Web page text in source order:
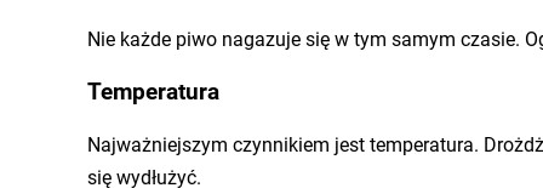
Nie każde piwo nagazuje się w tym samym czasie.
Temperatura
Najważniejszym czynnikiem jest temperatura.
się wydłużyć.